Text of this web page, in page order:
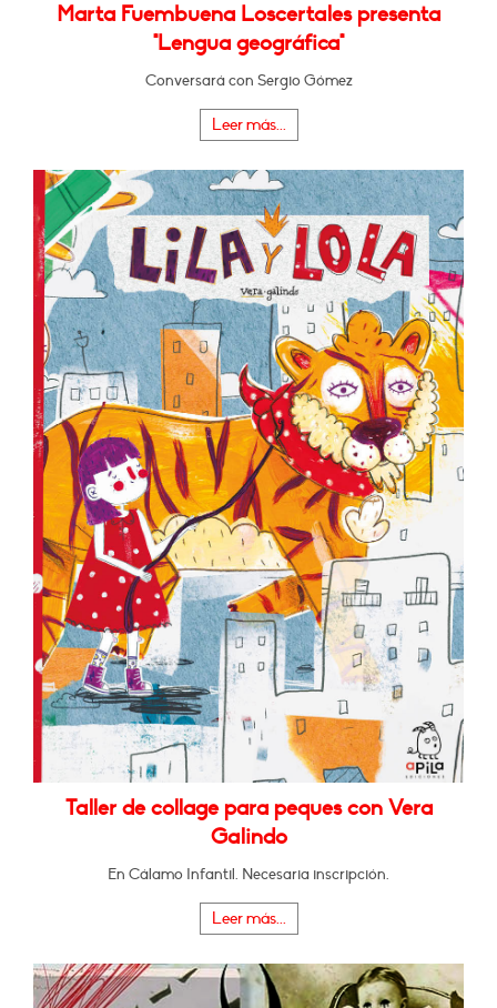
Marta Fuembuena Loscertales presenta
"Lengua geográfica"
Conversará con Sergio Gómez
Leer más...
Taller de collage para peques con Vera
Galindo
En Cálamo Infantil. Necesaria inscripción.
Leer más...